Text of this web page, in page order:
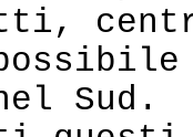
Sud.